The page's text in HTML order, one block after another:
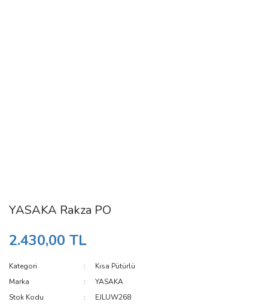
YASAKA Rakza PO
2.430,00 TL
Kategori
Kısa Pütürlü
Marka
YASAKA
Stok Kodu
EJLUW268